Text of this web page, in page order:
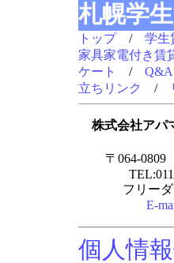
札幌学
トップ/ 学生
家具家電付き賃
ケート
/ Q&A
立ちリンク
/
株式会社アパ
〒064-
フリーダ
E-
個人情